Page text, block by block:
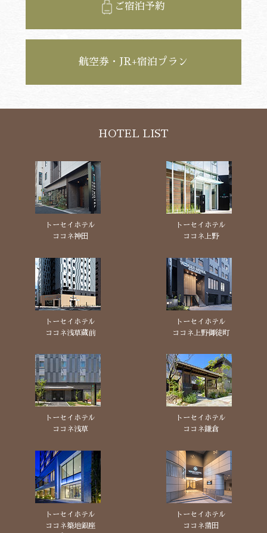
ご宿泊予約
航空券・JR+宿泊プラン
HOTEL LIST
トーセイホテル
ココネ神田
トーセイホテル
ココネ上野
トーセイホテル
ココネ浅草蔵前
トーセイホテル
ココネ上野御徒町
トーセイホテル
ココネ浅草
トーセイホテル
ココネ鎌倉
トーセイホテル
ココネ築地銀座
トーセイホテル
ココネ蒲田